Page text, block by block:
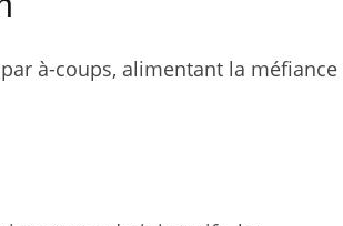
à-coups, alimentant la méfiance